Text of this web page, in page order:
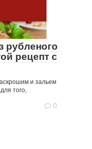
рубленого
рецепт с
и зальем
того,
0